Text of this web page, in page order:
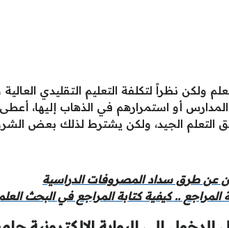
ولكن نظراً لتكلفة التعليم التقليدي
أو استمرارهم في الذهاب إليها،
الجيد، ولكن يشترط لذلك بعض الشروط
عن طرق سداد المصروفات الدراسية
المراجع .. كيفية كتابة المراجع في البحث